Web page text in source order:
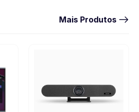
Mais Produtos